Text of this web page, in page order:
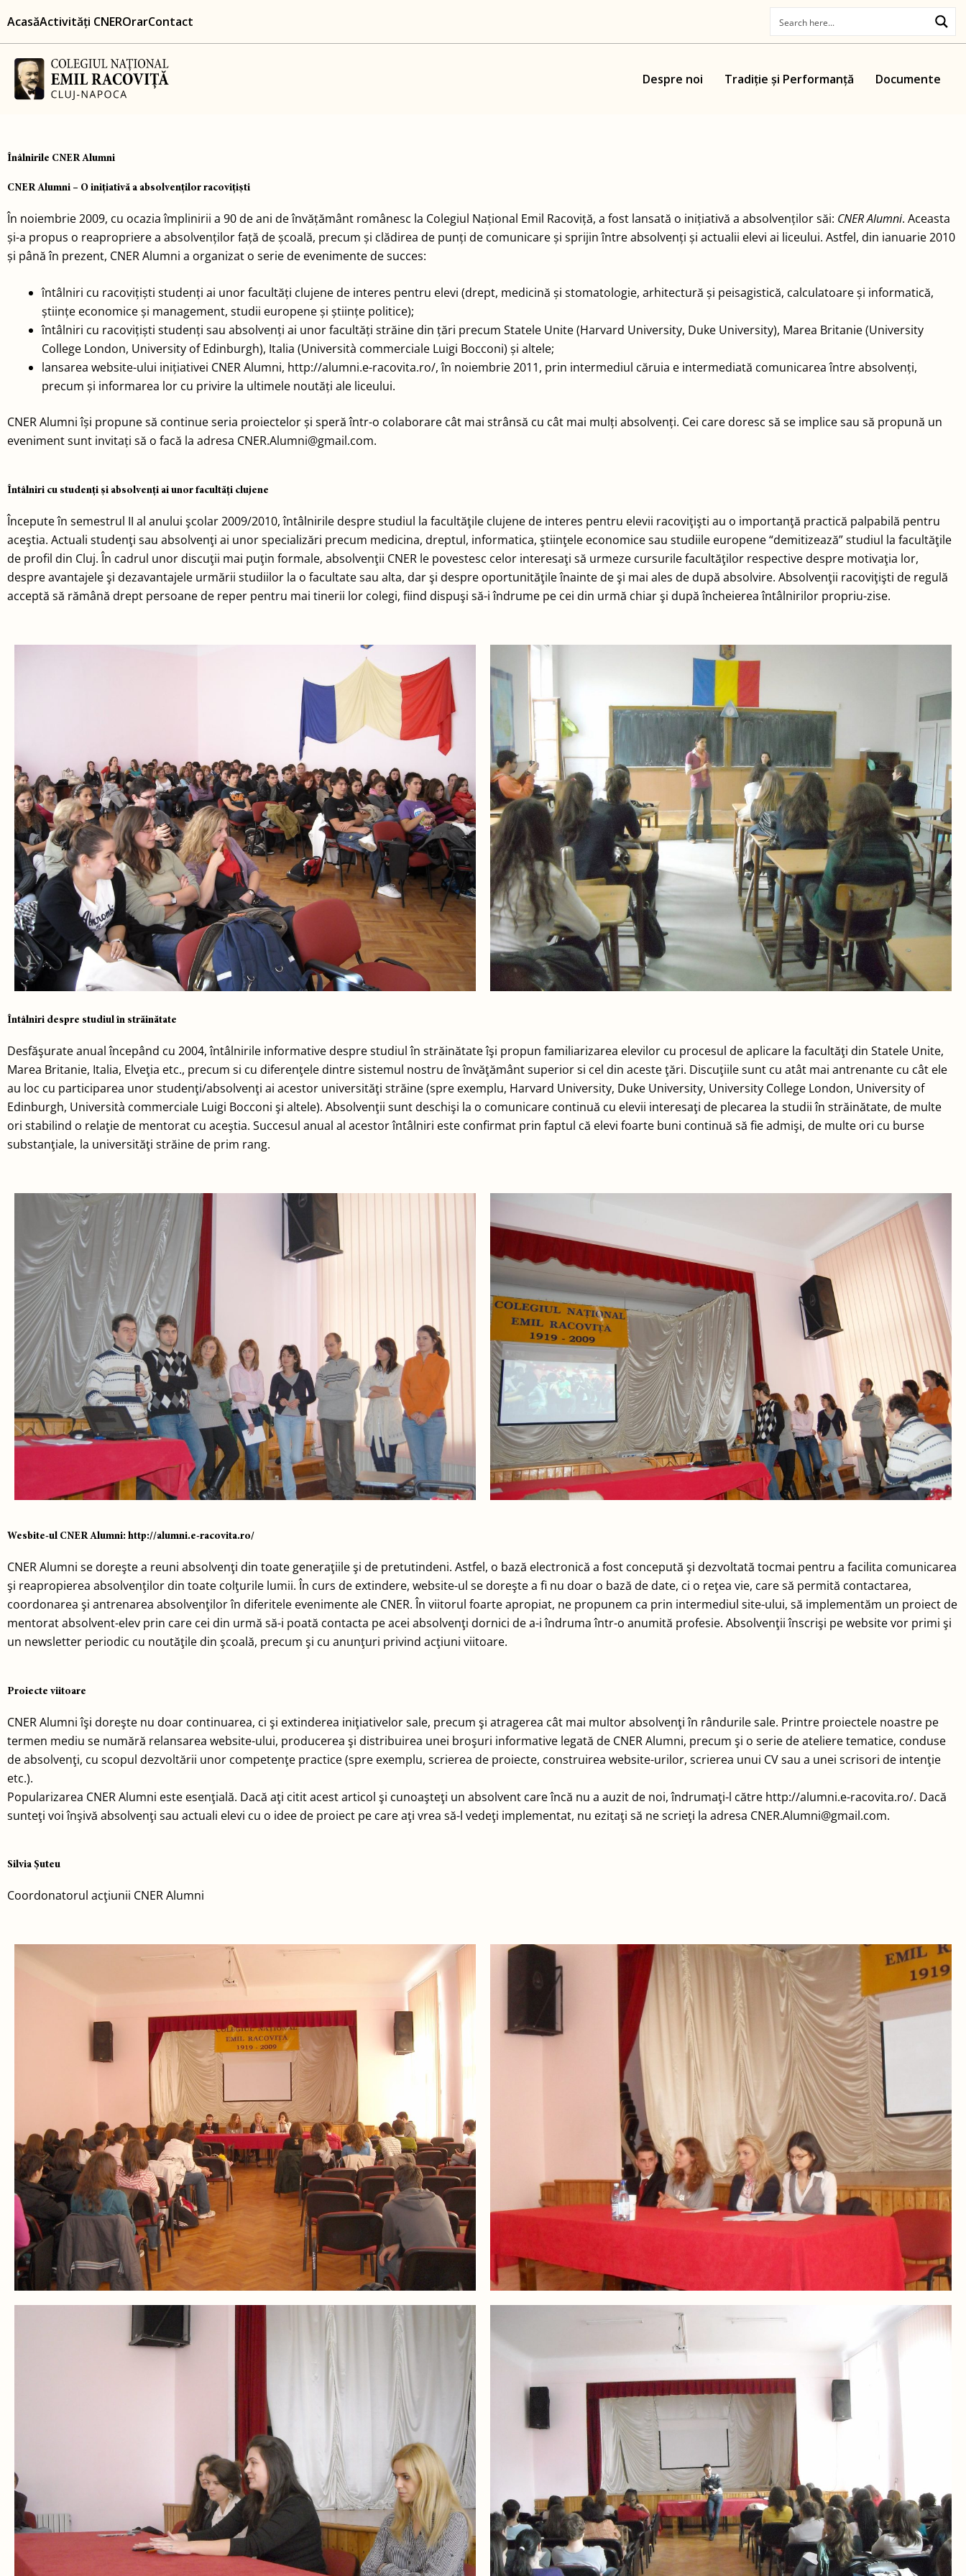
to
content
AcasăActivități CNEROrarContact
Despre noi Tradiție și Performanță Documente
Înâlnirile CNER Alumni
CNER Alumni – O iniţiativă a absolvenţilor racoviţişti
În noiembrie 2009, cu ocazia împlinirii a 90 de ani de învățământ românesc la Colegiul Național Emil Racoviță, a fost lansată o inițiativă a absolvenților săi: CNER Alumni. Aceasta
și-a propus o reapropriere a absolvenților față de școală, precum și clădirea de punți de comunicare și sprijin între absolvenți și actualii elevi ai liceului. Astfel, din ianuarie 2010
și până în prezent, CNER Alumni a organizat o serie de evenimente de succes:
întâlniri cu racovițiști studenți ai unor facultăți clujene de interes pentru elevi (drept, medicină și stomatologie, arhitectură și peisagistică, calculatoare și informatică,
științe economice și management, studii europene și științe politice);
întâlniri cu racovițiști studenți sau absolvenți ai unor facultăți străine din țări precum Statele Unite (Harvard University, Duke University), Marea Britanie (University
College London, University of Edinburgh), Italia (Università commerciale Luigi Bocconi) și altele;
lansarea website-ului inițiativei CNER Alumni, http://alumni.e-racovita.ro/, în noiembrie 2011, prin intermediul căruia e intermediată comunicarea între absolvenți,
precum și informarea lor cu privire la ultimele noutăți ale liceului.
CNER Alumni își propune să continue seria proiectelor și speră într-o colaborare cât mai strânsă cu cât mai mulți absolvenți. Cei care doresc să se implice sau să propună un
eveniment sunt invitați să o facă la adresa CNER.Alumni@gmail.com.
Întâlniri cu studenţi şi absolvenţi ai unor facultăţi clujene
Începute în semestrul II al anului şcolar 2009/2010, întâlnirile despre studiul la facultăţile clujene de interes pentru elevii racoviţişti au o importanţă practică palpabilă pentru
aceştia. Actuali studenţi sau absolvenţi ai unor specializări precum medicina, dreptul, informatica, ştiinţele economice sau studiile europene “demitizează” studiul la facultăţile
de profil din Cluj. În cadrul unor discuţii mai puţin formale, absolvenţii CNER le povestesc celor interesaţi să urmeze cursurile facultăţilor respective despre motivaţia lor,
despre avantajele şi dezavantajele urmării studiilor la o facultate sau alta, dar şi despre oportunităţile înainte de şi mai ales de după absolvire. Absolvenţii racoviţişti de regulă
acceptă să rămână drept persoane de reper pentru mai tinerii lor colegi, fiind dispuşi să-i îndrume pe cei din urmă chiar şi după încheierea întâlnirilor propriu-zise.
Întâlniri despre studiul în străinătate
Desfăşurate anual începând cu 2004, întâlnirile informative despre studiul în străinătate îşi propun familiarizarea elevilor cu procesul de aplicare la facultăţi din Statele Unite,
Marea Britanie, Italia, Elveţia etc., precum si cu diferenţele dintre sistemul nostru de învăţământ superior si cel din aceste ţări. Discuţiile sunt cu atât mai antrenante cu cât ele
au loc cu participarea unor studenţi/absolvenţi ai acestor universităţi străine (spre exemplu, Harvard University, Duke University, University College London, University of
Edinburgh, Università commerciale Luigi Bocconi şi altele). Absolvenţii sunt deschişi la o comunicare continuă cu elevii interesaţi de plecarea la studii în străinătate, de multe
ori stabilind o relaţie de mentorat cu aceştia. Succesul anual al acestor întâlniri este confirmat prin faptul că elevi foarte buni continuă să fie admişi, de multe ori cu burse
substanţiale, la universităţi străine de prim rang.
Wesbite-ul CNER Alumni: http://alumni.e-racovita.ro/
CNER Alumni se doreşte a reuni absolvenţi din toate generaţiile şi de pretutindeni. Astfel, o bază electronică a fost concepută şi dezvoltată tocmai pentru a facilita comunicarea
şi reapropierea absolvenţilor din toate colţurile lumii. În curs de extindere, website-ul se doreşte a fi nu doar o bază de date, ci o reţea vie, care să permită contactarea,
coordonarea şi antrenarea absolvenţilor în diferitele evenimente ale CNER. În viitorul foarte apropiat, ne propunem ca prin intermediul site-ului, să implementăm un proiect de
mentorat absolvent-elev prin care cei din urmă să-i poată contacta pe acei absolvenţi dornici de a-i îndruma într-o anumită profesie. Absolvenţii înscrişi pe website vor primi şi
un newsletter periodic cu noutăţile din şcoală, precum şi cu anunţuri privind acţiuni viitoare.
Proiecte viitoare
CNER Alumni îşi doreşte nu doar continuarea, ci şi extinderea iniţiativelor sale, precum şi atragerea cât mai multor absolvenţi în rândurile sale. Printre proiectele noastre pe
termen mediu se numără relansarea website-ului, producerea şi distribuirea unei broşuri informative legată de CNER Alumni, precum şi o serie de ateliere tematice, conduse
de absolvenţi, cu scopul dezvoltării unor competenţe practice (spre exemplu, scrierea de proiecte, construirea website-urilor, scrierea unui CV sau a unei scrisori de intenţie
etc.).
Popularizarea CNER Alumni este esenţială. Dacă aţi citit acest articol şi cunoaşteţi un absolvent care încă nu a auzit de noi, îndrumaţi-l către http://alumni.e-racovita.ro/. Dacă
sunteţi voi înşivă absolvenţi sau actuali elevi cu o idee de proiect pe care aţi vrea să-l vedeţi implementat, nu ezitaţi să ne scrieţi la adresa CNER.Alumni@gmail.com.
Silvia Şuteu
Coordonatorul acţiunii CNER Alumni